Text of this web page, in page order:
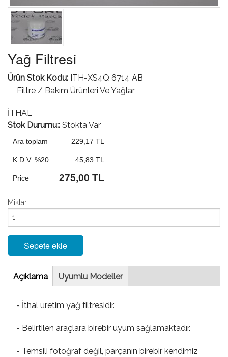
Yağ Filtresi
Ürün Stok Kodu: ITH-XS4Q 6714 AB
Filtre / Bakım Ürünleri Ve Yağlar
İTHAL
Stok Durumu:: Stokta Var
Ara toplam 229,17 TL
K.D.V. %20 45,83 TL
Price 275,00 TL
Miktar
Sepete ekle
Tab
Açıklama(etkinUyumlu Modeller
- İthal üretim yağ filtresidir.
- Belirtilen araçlara birebir uyum sağlamaktadır.
- Temsili fotoğraf değil, parçanın birebir kendimiz